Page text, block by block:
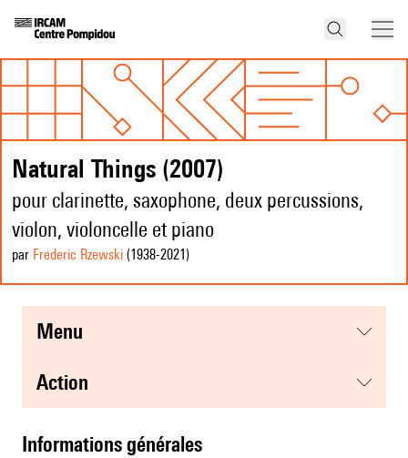
Natural Things (2007)
pour clarinette, saxophone, deux percussions,
violon, violoncelle et piano
par Frederic Rzewski (1938-2021 )
menu
action
informations générales